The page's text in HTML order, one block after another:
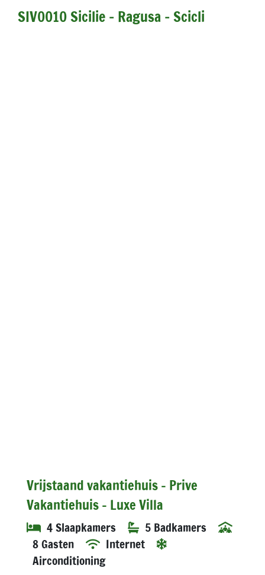
SIV0010 Sicilie - Ragusa - Scicli
Vrijstaand vakantiehuis - Prive
Vakantiehuis - Luxe Villa
4 Slaapkamers
5 Badkamers
8 Gasten
Internet
Airconditioning